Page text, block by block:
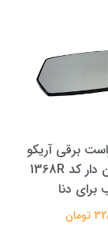
برقی آریکو
مدل گرم کن دار کد 1368R
برای دنا